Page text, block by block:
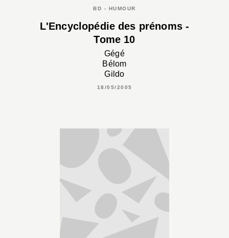
BD - HUMOUR
L'Encyclopédie des prénoms -
Tome 10
Gégé
Bélom
Gildo
18/05/2005